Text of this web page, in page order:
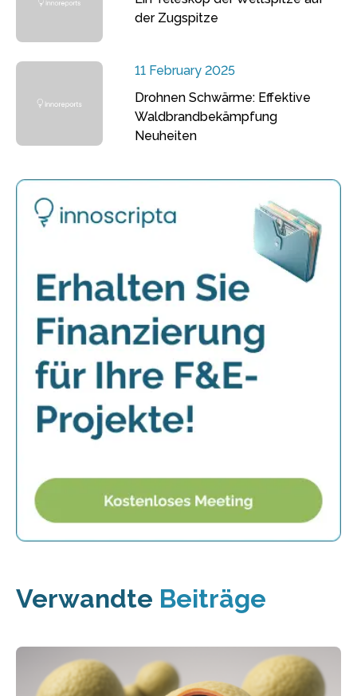
der Zugspitze
11 February 2025
Drohnen Schwärme: Effektive
Waldbrandbekämpfung
Neuheiten
Verwandte Beiträge